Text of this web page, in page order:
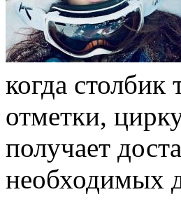
когда
отметки,
получает
необходимых